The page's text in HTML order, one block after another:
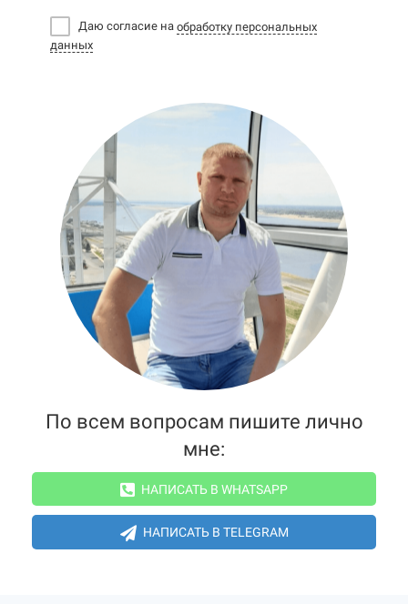
Даю согласие на обработку персональных
данных
По всем вопросам пишите лично
мне:
НАПИСАТЬ В WHATSAPP
НАПИСАТЬ В TELEGRAM